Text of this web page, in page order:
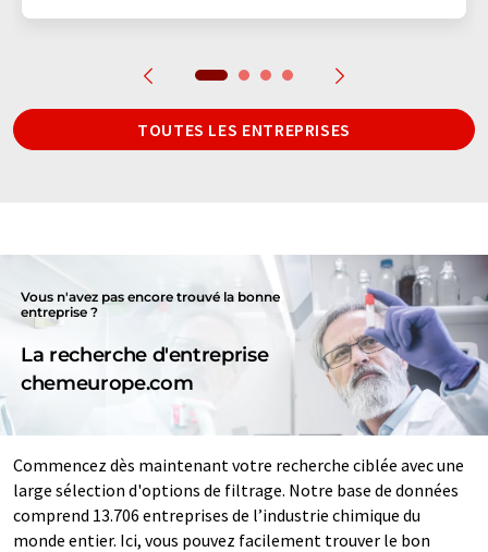
TOUTES LES ENTREPRISES
Vous n'avez pas encore trouvé la bonne
entreprise ?
La recherche d'entreprise
chemeurope.com
Commencez dès maintenant votre recherche ciblée avec une
large sélection d'options de filtrage. Notre base de données
comprend 13.706 entreprises de l’industrie chimique du
monde entier. Ici, vous pouvez facilement trouver le bon